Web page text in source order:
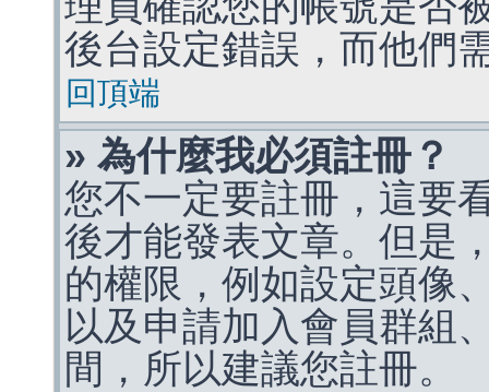
後台設定錯誤，而他們
回頂端
» 為什麼我必須註冊？
您不一定要註冊，這要
後才能發表文章。但是
的權限，例如設定頭像
以及申請加入會員群組
間，所以建議您註冊。